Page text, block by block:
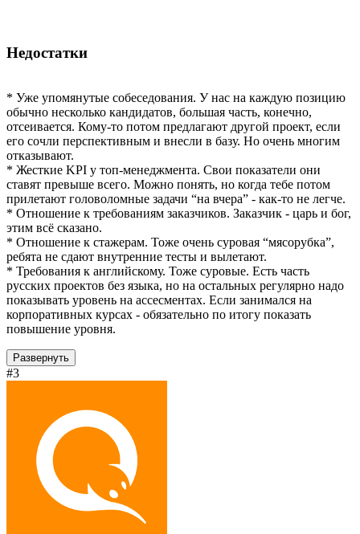
Недостатки
* Уже упомянутые собеседования. У нас на каждую позицию
обычно несколько кандидатов, большая часть, конечно,
отсеивается. Кому-то потом предлагают другой проект, если
его сочли перспективным и внесли в базу. Но очень многим
отказывают.
* Жесткие KPI у топ-менеджмента. Свои показатели они
ставят превыше всего. Можно понять, но когда тебе потом
прилетают головоломные задачи “на вчера” - как-то не легче.
* Отношение к требованиям заказчиков. Заказчик - царь и бог,
этим всё сказано.
* Отношение к стажерам. Тоже очень суровая “мясорубка”,
ребята не сдают внутренние тесты и вылетают.
* Требования к английскому. Тоже суровые. Есть часть
русских проектов без языка, но на остальных регулярно надо
показывать уровень на ассесментах. Если занимался на
корпоративных курсах - обязательно по итогу показать
повышение уровня.
Развернуть
#3